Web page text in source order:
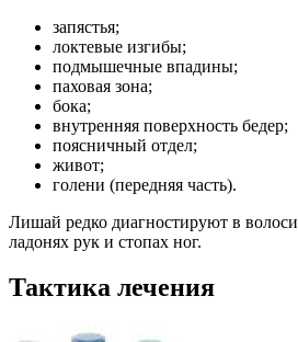
запястья;
локтевые изгибы;
подмышечные впадины;
паховая зона;
бока;
внутренняя поверхность бедер;
поясничный отдел;
живот;
голени (передняя часть).
Лишай редко диагностируют в
ладонях рук и стопах ног.
Тактика лечения